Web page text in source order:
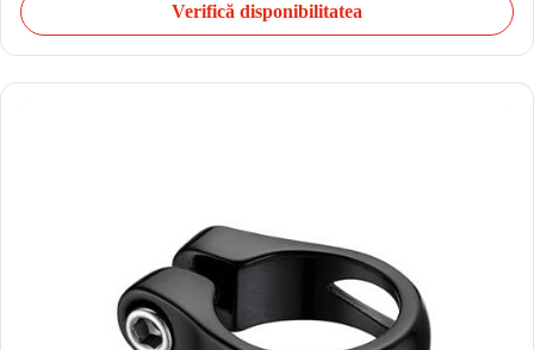
Verifică disponibilitatea